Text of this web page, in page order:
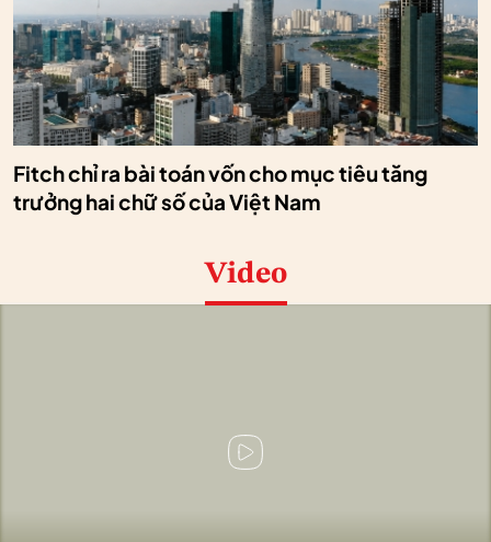
Fitch chỉ ra bài toán vốn cho mục tiêu tăng
trưởng hai chữ số của Việt Nam
Video